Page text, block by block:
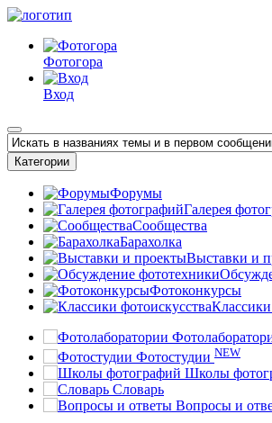
Фотогора
Вход
Категории
Форумы
Галерея
Сообщества
Барахолка
Выставки и
Фотоконкурсы
Фотостудии NEW
Школы
Словарь
Вопросы и